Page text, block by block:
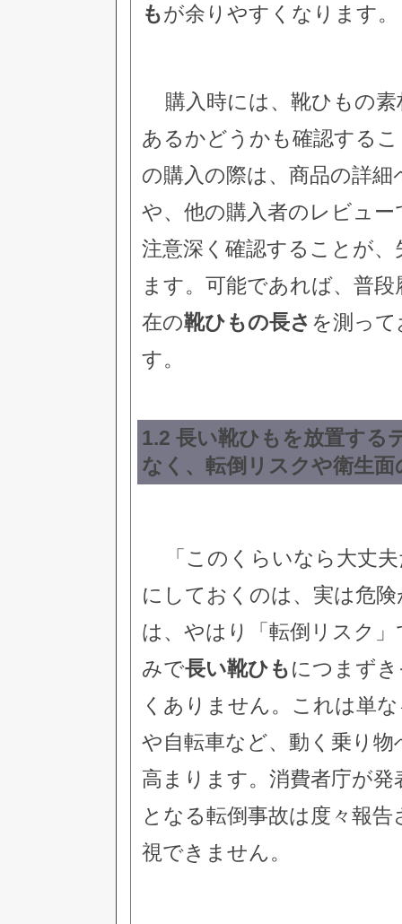
もが余りやすくなります。
購入時には、靴ひもの
あるかどうかも確認する
の購入の際は、商品の詳
や、他の購入者のレビュー
注意深く確認することが、
ます。可能であれば、普
在の靴ひもの長さ を測っ
す。
1.2 長い靴ひもを放置す
なく、転倒リスクや衛生面
「このくらいなら大丈
にしておくのは、実は危
は、やはり「転倒リスク
みで長い靴ひもにつまず
くありません。これは単
や自転車など、動く乗り
高まります。消費者庁が
となる転倒事故は度々報
視できません。